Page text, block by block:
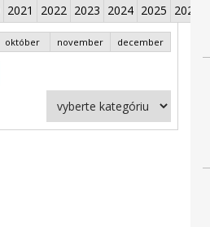
2021 2022 2023 2024 2025 2026
október november december